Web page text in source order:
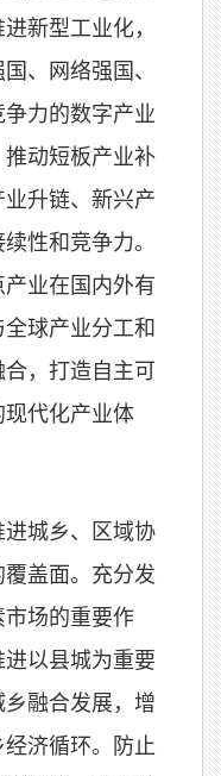
新型工业化，
、网络强国、
力的数字产业
动短板产业补
升链、新兴产
性和竞争力。
业在国内外有
球产业分工和
，打造自主可
代化产业体
城乡、区域协
盖面。充分发
场的重要作
以县城为重要
融合发展，增
济循环。防止